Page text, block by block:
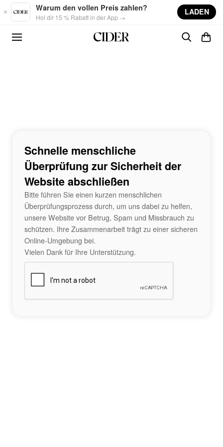
Skip to main content
Warum den vollen Preis zahlen?
Hol dir 15 % Rabatt in der App →
LADEN
Schnelle menschliche
Überprüfung zur Sicherheit der
Website abschließen
Bitte führen Sie einen kurzen menschlichen
Überprüfungsprozess durch, um uns dabei zu helfen,
unsere Website vor Betrug, Spam und Missbrauch zu
schützen. Ihre Zusammenarbeit trägt zu einer sicheren
Online-Umgebung bei.
Vielen Dank für Ihre Unterstützung.